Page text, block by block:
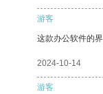
游客
这款办公软件的
2024-10-14
游客